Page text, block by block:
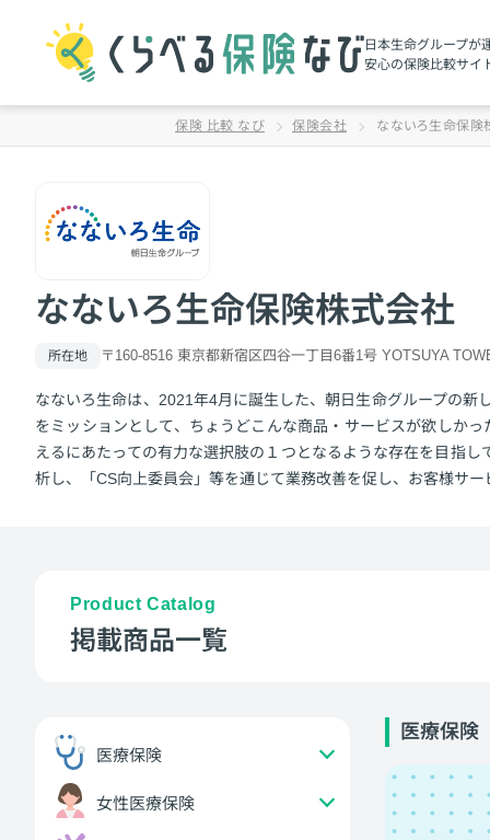
日本生命グループが
安心の保険⽐較サイ
保険 比較 なび 保険会社 なないろ生命保険
なないろ生命保険株式会社
所在地 〒160-8516 東京都新宿区四谷一丁目6番1号 YOTSUYA
なないろ生命は、2021年4月に誕生した、朝日生命グループの
をミッションとして、ちょうどこんな商品・サービスが欲しか
えるにあたっての有力な選択肢の１つとなるような存在を目指
析し、「CS向上委員会」等を通じて業務改善を促し、お客様サ
Product Catalog
掲載商品一覧
医療保険
医療保険
女性医療保険